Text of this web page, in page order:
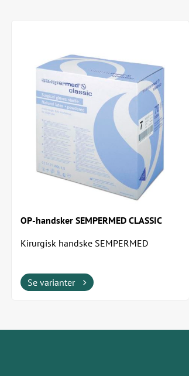
OP-handsker SEMPERMED CLASSIC
Kirurgisk handske SEMPERMED
modstandsdygtighed....
Se varianter